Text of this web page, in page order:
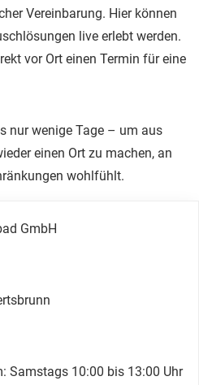
Vereinbarung. Hier können
live erlebt werden.
vor Ort einen Termin für eine
nur wenige Tage – um aus
einen Ort zu machen, an
wohlfühlt.
GmbH
Samstags 10:00 bis 13:00 Uhr